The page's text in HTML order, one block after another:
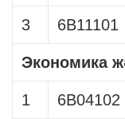
3 6B11101
Экономика
1 6В04102